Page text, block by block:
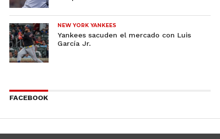
NEW YORK YANKEES
Yankees sacuden el mercado con Luis
García Jr.
FACEBOOK